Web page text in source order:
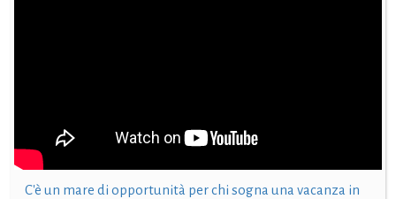
C'è un mare di opportunità per chi sogna una vacanza in